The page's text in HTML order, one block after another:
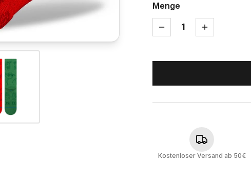
Menge
1
Kostenloser Versand ab 50€